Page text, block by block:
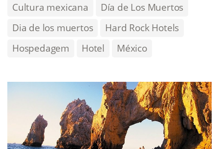
Cultura mexicana
Día de Los Muertos
Dia de los muertos
Hard Rock Hotels
Hospedagem
Hotel México